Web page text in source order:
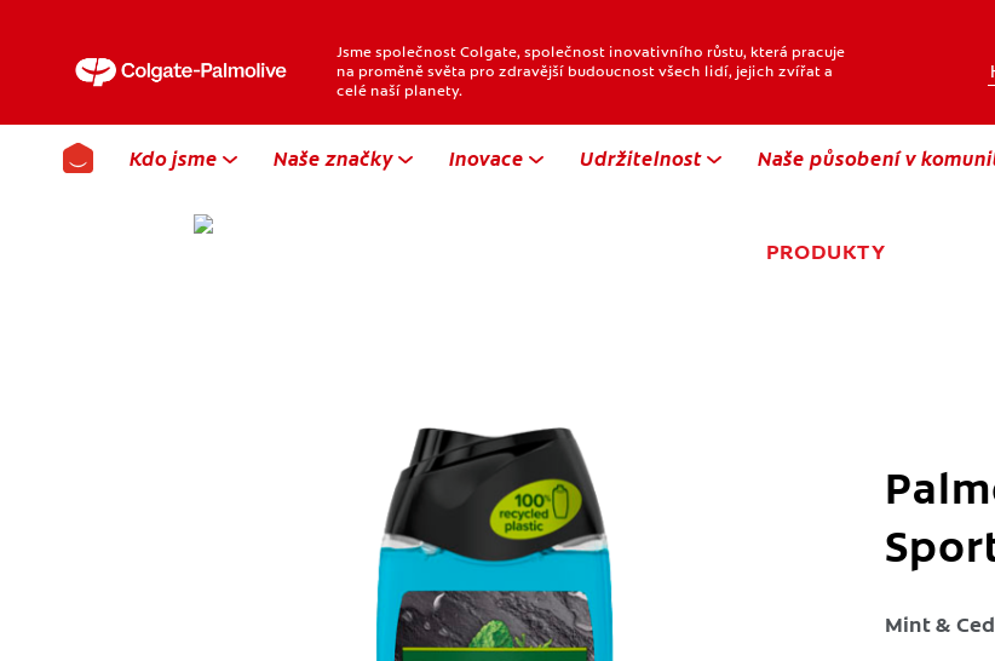
Jsme společnost Colgate, společnost inovativního růstu, která pracuje
na proměně světa pro zdravější budoucnost všech lidí, jejich zvířat a
celé naší planety.
Kdo jsme Naše značky Inovace Udržitelnost Naše působení v
PRODUKTY
Mint &